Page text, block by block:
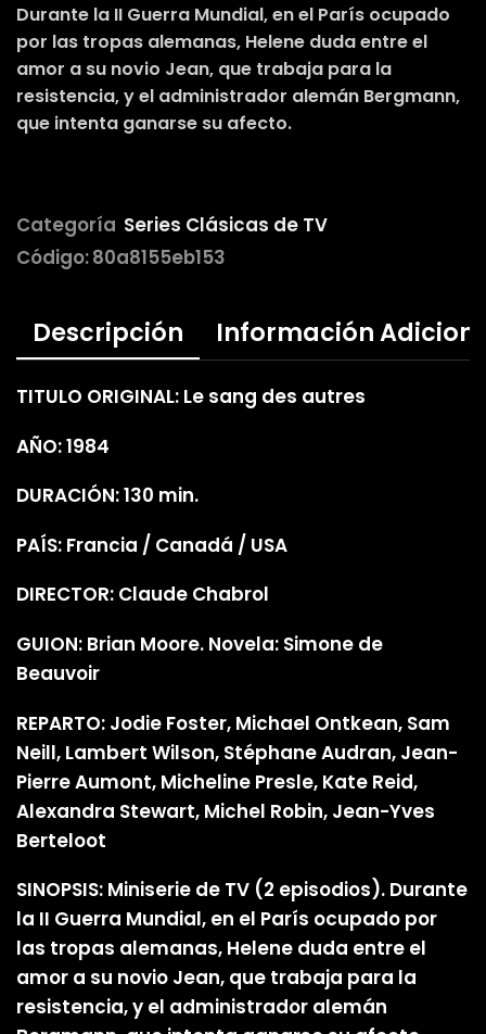
Durante la II Guerra Mundial, en el París ocupado
por las tropas alemanas, Helene duda entre el
amor a su novio Jean, que trabaja para la
resistencia, y el administrador alemán Bergmann,
que intenta ganarse su afecto.
Categoría Series Clásicas de TV
Código:80a8155eb153
Descripción Información
TITULO ORIGINAL: Le sang des autres
AÑO: 1984
DURACIÓN: 130 min.
PAÍS: Francia / Canadá / USA
DIRECTOR: Claude Chabrol
GUION: Brian Moore. Novela: Simone de
Beauvoir
REPARTO: Jodie Foster, Michael Ontkean, Sam
Neill, Lambert Wilson, Stéphane Audran, Jean-
Pierre Aumont, Micheline Presle, Kate Reid,
Alexandra Stewart, Michel Robin, Jean-Yves
Berteloot
SINOPSIS: Miniserie de TV (2 episodios). Durante
la II Guerra Mundial, en el París ocupado por
las tropas alemanas, Helene duda entre el
amor a su novio Jean, que trabaja para la
resistencia, y el administrador alemán